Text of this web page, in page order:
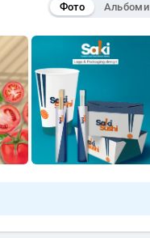
Фото Альбоми